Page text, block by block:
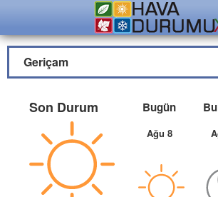
Geriçam
Son Durum Bugün
Ağu 8